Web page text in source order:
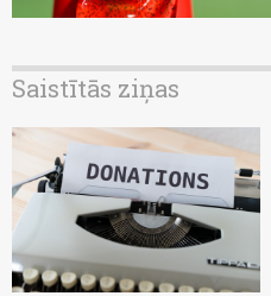
Saistītās ziņas